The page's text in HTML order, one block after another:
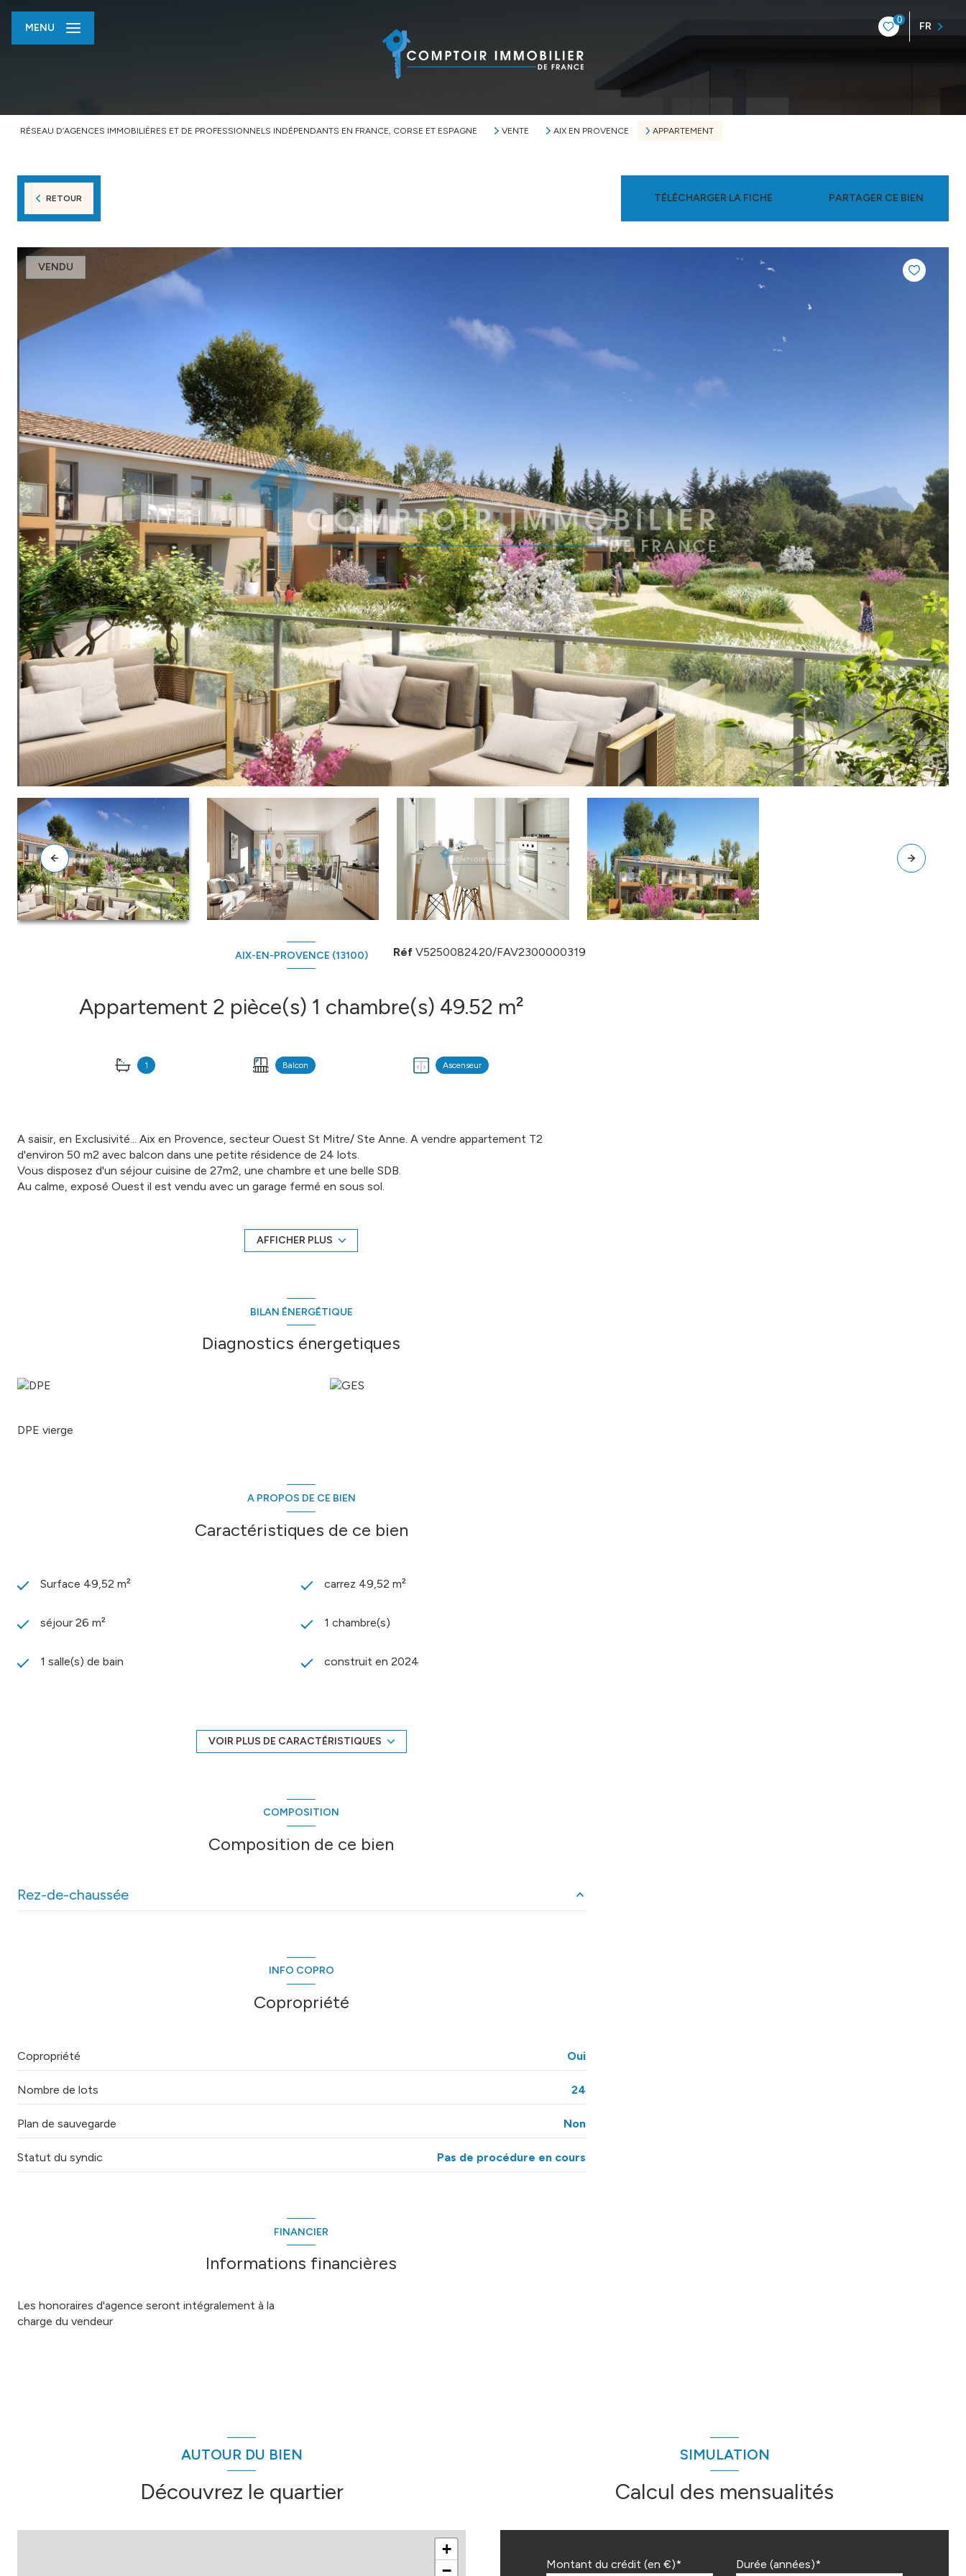
0
FR
MENU
RÉSEAU D’AGENCES IMMOBILIÈRES ET DE PROFESSIONNELS INDÉPENDANTS EN FRANCE, CORSE ET ESPAGNE VENTE AIX EN PROVENCE APPARTEMENT
RETOUR TÉLÉCHARGER LA FICHE PARTAGER CE BIEN
VENDU
AIX-EN-PROVENCE (13100)
Appartement 2 pièce(s) 1 chambre(s) 49.52 m²
1 Balcon Ascenseur
Réf V5250082420/FAV2300000319
A saisir, en Exclusivité... Aix en Provence, secteur Ouest St Mitre/ Ste Anne. A vendre appartement T2
d'environ 50 m2 avec balcon dans une petite résidence de 24 lots.
Vous disposez d'un séjour cuisine de 27m2, une chambre et une belle SDB.
Au calme, exposé Ouest il est vendu avec un garage fermé en sous sol.
N'hésitez plus, appelez moi pour plus de détails.
COMPTOIR IMMOBILIER DE FRANCE - Julie AVINENT - 06 28 72 40 85 - EI Agent commercial - - Plus
Les informations sur les risques auxquels ce bien est exposé sont disponibles sur le site
AFFICHER PLUS
BILAN ÉNERGÉTIQUE
Diagnostics énergetiques
DPE vierge
A PROPOS DE CE BIEN
Caractéristiques de ce bien
Surface 49,52 m² carrez 49,52 m²
séjour 26 m² 1 chambre(s)
1 salle(s) de bain construit en 2024
exposition Ouest
balcon
VOIR PLUS DE CARACTÉRISTIQUES
COMPOSITION
Composition de ce bien
Rez-de-chaussée
INFO COPRO
Copropriété
Copropriété Oui
Nombre de lots 24
Plan de sauvegarde Non
Statut du syndic Pas de procédure en cours
FINANCIER
Informations financières
Les honoraires d'agence seront intégralement à la
charge du vendeur
AUTOUR DU BIEN
Découvrez le quartier
+
−
SIMULATION
Calcul des mensualités
Montant du crédit (en €)* Durée (années)*